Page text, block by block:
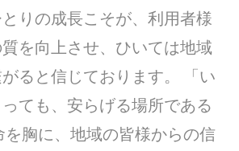
りの成長こそが、利用者様
を向上させ、ひいては地域
ると信じております。 「い
ても、安らげる場所である
を胸に、地域の皆様からの信